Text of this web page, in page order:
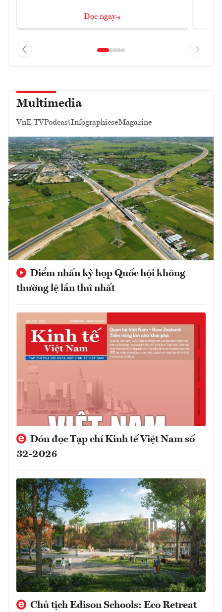
Đọc ngay
Multimedia
VnE TVPodcastInfographicseMagazine
Điểm nhấn kỳ họp Quốc hội không
thường lệ lần thứ nhất
Đón đọc Tạp chí Kinh tế Việt Nam số
32-2026
Chủ tịch Edison Schools: Eco Retreat